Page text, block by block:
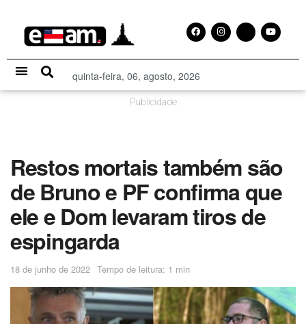
quinta-feira, 06, agosto, 2026
Publicidade
Restos mortais também são
de Bruno e PF confirma que
ele e Dom levaram tiros de
espingarda
18 de junho de 2022 Tempo de leitura: 1 min